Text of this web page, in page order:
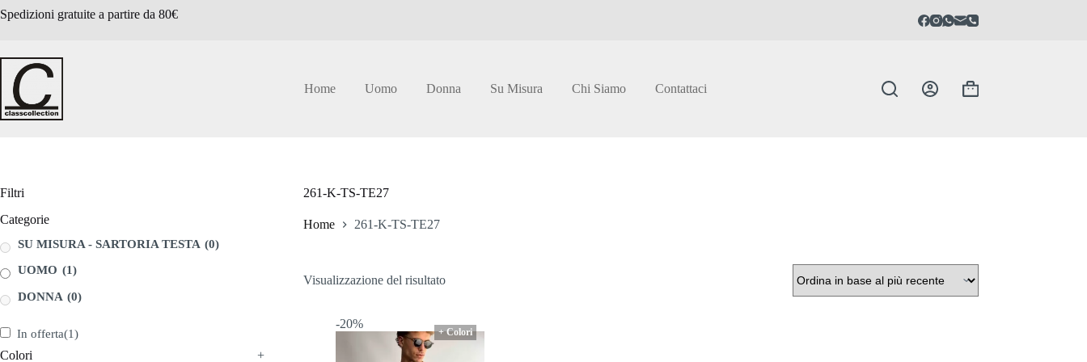
al
Spedizioni gratuite a partire da 80€
Home Uomo Donna Su Misura Chi Siamo Contattaci Carrello
261-K-TS-TE27
Home 261-K-TS-TE27
Visualizzazione del risultato
-20%
+ Colori
Filtri
Categorie
SU MISURA - SARTORIA TESTA (0)
UOMO (1)
DONNA (0)
In offerta(1)
Colori +